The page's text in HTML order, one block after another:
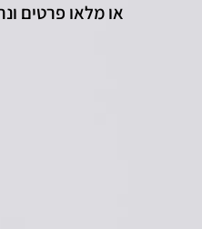
או מלאו פרטים